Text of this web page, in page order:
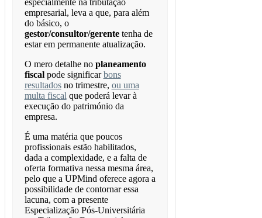
especialmente na tributação
empresarial, leva a que, para além
do básico, o
gestor/consultor/gerentetenha de
estar em permanente atualização.
O mero detalhe no planeamento
fiscalpode significarbons
resultadosno trimestre, ou uma
multa fiscalque poderá levar à
execução do património da
empresa.
É uma matéria que poucos
profissionais estão habilitados,
dada a complexidade, e a falta de
oferta formativa nessa mesma área,
pelo que a UPMind oferece agora a
possibilidade de contornar essa
lacuna, com a presente
Especialização Pós-Universitária